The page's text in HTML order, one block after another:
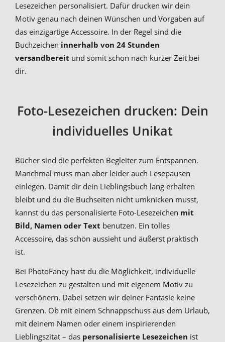
Lesezeichen personalisiert. Dafür drucken wir dein
Motiv genau nach deinen Wünschen und Vorgaben auf
das einzigartige Accessoire. In der Regel sind die
Buchzeichen innerhalb von 24 Stunden
versandbereit und somit schon nach kurzer Zeit bei
dir.
Foto-Lesezeichen drucken: Dein
individuelles Unikat
Bücher sind die perfekten Begleiter zum Entspannen.
Manchmal muss man aber leider auch Lesepausen
einlegen. Damit dir dein Lieblingsbuch lang erhalten
bleibt und du die Buchseiten nicht umknicken musst,
kannst du das personalisierte Foto-Lesezeichen mit
Bild, Namen oder Text benutzen. Ein tolles
Accessoire, das schön aussieht und äußerst praktisch
ist.
Bei PhotoFancy hast du die Möglichkeit, individuelle
Lesezeichen zu gestalten und mit eigenem Motiv zu
verschönern. Dabei setzen wir deiner Fantasie keine
Grenzen. Ob mit einem Schnappschuss aus dem Urlaub,
mit deinem Namen oder einem inspirierenden
Lieblingszitat – das personalisierte Lesezeichen ist